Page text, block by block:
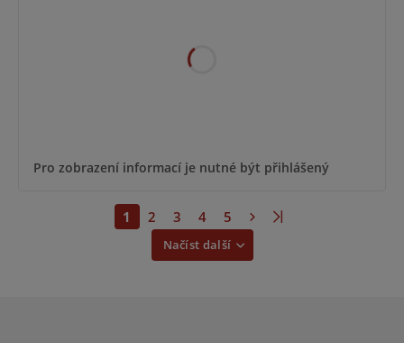
Pro zobrazení informací je nutné být přihlášený
Načíst další
1 2 3 4 5